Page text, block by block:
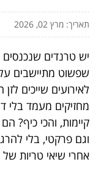
תאריך: מרץ 02, 2026
יש טרנדים
שפשוט מתיישבים
לאירועים שייכים
מחזיקים מעמד בלי
קיימות, והכי כיף?
וגם פרקטי, בלי
אחרי שיאי טריות